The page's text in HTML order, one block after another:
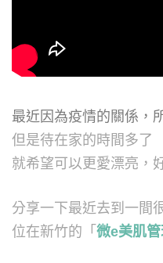
最近因為疫情的關係，
但是待在家的時間多了
就希望可以更愛漂亮，
分享一下最近去到一間
位在新竹的「 微e美肌